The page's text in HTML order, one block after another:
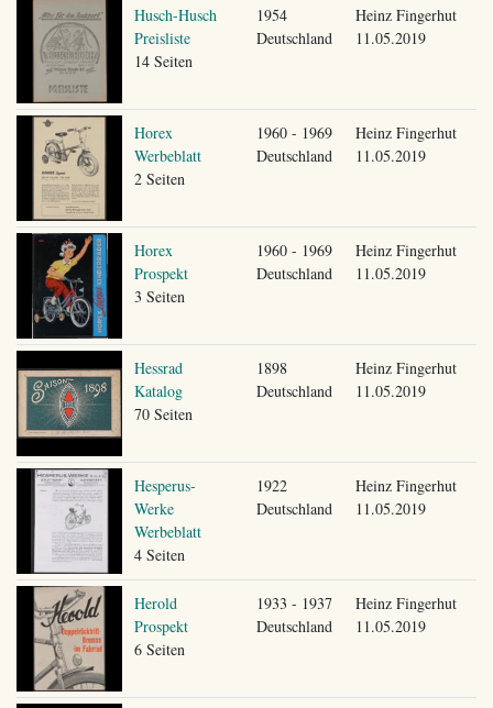
Husch-Husch
Preisliste
14 Seiten
1954
Deutschland
Heinz Fingerhut
11.05.2019
Horex
Werbeblatt
2 Seiten
1960 - 1969
Deutschland
Heinz Fingerhut
11.05.2019
Horex
Prospekt
3 Seiten
1960 - 1969
Deutschland
Heinz Fingerhut
11.05.2019
Hessrad
Katalog
70 Seiten
1898
Deutschland
Heinz Fingerhut
11.05.2019
Hesperus-
Werke
Werbeblatt
4 Seiten
1922
Deutschland
Heinz Fingerhut
11.05.2019
Herold
Prospekt
6 Seiten
1933 - 1937
Deutschland
Heinz Fingerhut
11.05.2019